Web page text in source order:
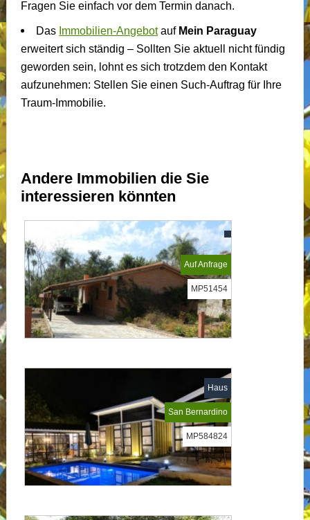
Fragen Sie einfach vor dem Termin danach.
Das Immobilien-Angebotauf Mein Paraguay
erweitert sich ständig – Sollten Sie aktuell nicht fündig
geworden sein, lohnt es sich trotzdem den Kontakt
aufzunehmen: Stellen Sie einen Such-Auftrag für Ihre
Traum-Immobilie.
Andere Immobilien die Sie
interessieren könnten
Auf Anfrage
MP51454
Haus
San Bernardino
MP584824